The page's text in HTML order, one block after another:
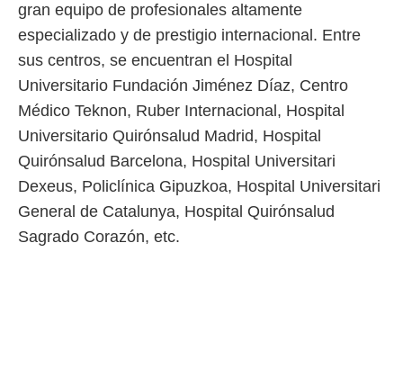
gran equipo de profesionales altamente
especializado y de prestigio internacional. Entre
sus centros, se encuentran el Hospital
Universitario Fundación Jiménez Díaz, Centro
Médico Teknon, Ruber Internacional, Hospital
Universitario Quirónsalud Madrid, Hospital
Quirónsalud Barcelona, Hospital Universitari
Dexeus, Policlínica Gipuzkoa, Hospital Universitari
General de Catalunya, Hospital Quirónsalud
Sagrado Corazón, etc.